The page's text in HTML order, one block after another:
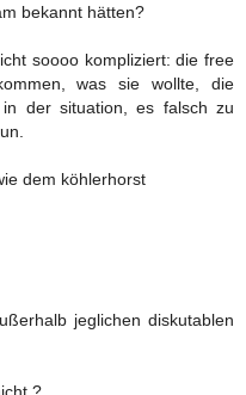
bekannt hätten?
soooo kompliziert: die free
was sie wollte, die
der situation, es falsch zu
dem köhlerhorst
jeglichen diskutablen
?